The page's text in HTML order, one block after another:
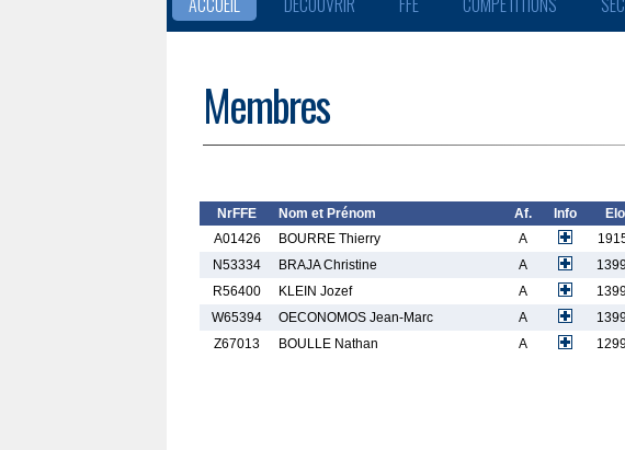
Membres
NrFFE Nom et Prénom Af. Info Elo
A01426
BOURRE Thierry A
N53334
BRAJA Christine A
R56400
KLEIN Jozef A
W65394
OECONOMOS Jean-Marc A
Z67013
BOULLE Nathan A